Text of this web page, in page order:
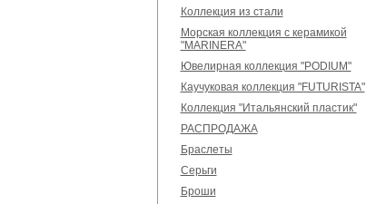
Коллекция из стали
Морская коллекция с керамикой
"MARINERA"
Ювелирная коллекция "PODIUM"
Каучуковая коллекция "FUTURISTA"
Коллекция "Итальянский пластик"
РАСПРОДАЖА
Браслеты
Серьги
Броши